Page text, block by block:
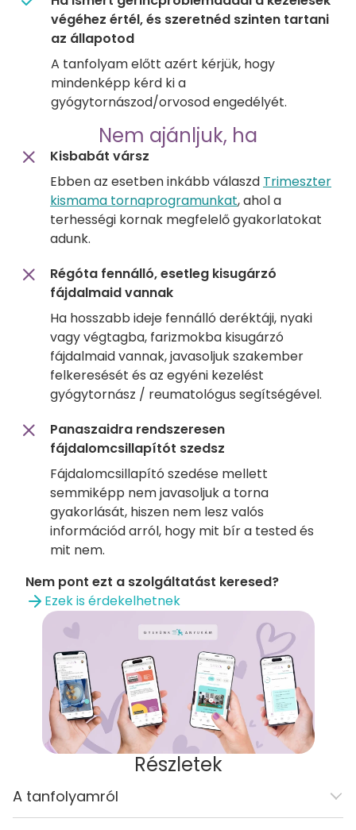
végéhez értél, és szeretnéd szinten tartani
az állapotod
A tanfolyam előtt azért kérjük, hogy
mindenképp kérd ki a
gyógytornászod/orvosod engedélyét.
Nem ajánljuk, ha
Kisbabát vársz
Ebben az esetben inkább válaszd Trimeszter
kismama tornaprogramunkat, ahol a
terhességi kornak megfelelő gyakorlatokat
adunk.
Régóta fennálló, esetleg kisugárzó
fájdalmaid vannak
Ha hosszabb ideje fennálló deréktáji, nyaki
vagy végtagba, farizmokba kisugárzó
fájdalmaid vannak, javasoljuk szakember
felkeresését és az egyéni kezelést
gyógytornász / reumatológus segítségével.
Panaszaidra rendszeresen
fájdalomcsillapítót szedsz
Fájdalomcsillapító szedése mellett
semmiképp nem javasoljuk a torna
gyakorlását, hiszen nem lesz valós
információd arról, hogy mit bír a tested és
mit nem.
Nem pont ezt a szolgáltatást keresed?
Ezek is érdekelhetnek
Részletek
A tanfolyamról